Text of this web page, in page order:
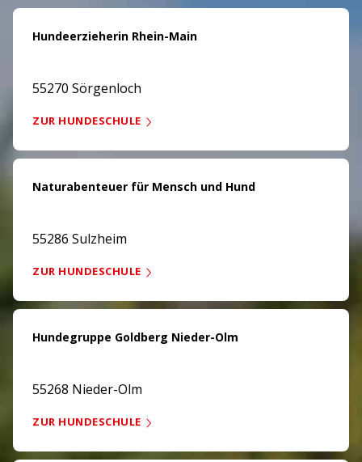
Hundeerzieherin Rhein-Main
55270 Sörgenloch
ZUR HUNDESCHULE
Naturabenteuer für Mensch und Hund
55286 Sulzheim
ZUR HUNDESCHULE
Hundegruppe Goldberg Nieder-Olm
55268 Nieder-Olm
ZUR HUNDESCHULE